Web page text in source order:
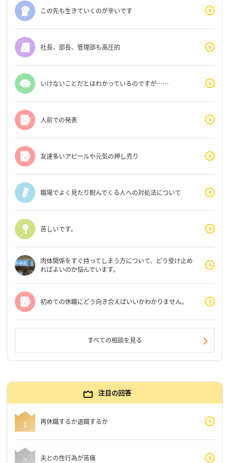
この先も生きていくのが辛いです
社長、部長、管理部も高圧的
いけないことだとはわかっているのですが……
人前での発表
友達多いアピールや元気の押し売り
職場でよく見たり睨んでくる人への対処法について
苦しいです。
肉体関係をすぐ持ってしまう方について、どう受け止め
ればよいのか悩んでいます。
初めての休職にどう向き合えばいいかわかりません。
すべての相談を見る
注目の回答
再休職するか退職するか
夫との性行為が苦痛